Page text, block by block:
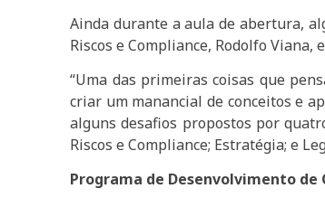
Ainda durante a aula de abertura,
Riscos e Compliance, Rodolfo
“Uma das primeiras coisas que
criar um manancial de conceitos e
alguns desafios propostos por
Riscos e Compliance; Estratégia; e
Programa de Desenvolvimento de